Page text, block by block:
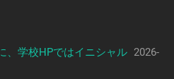
、学校HPではイニシャル 2026-